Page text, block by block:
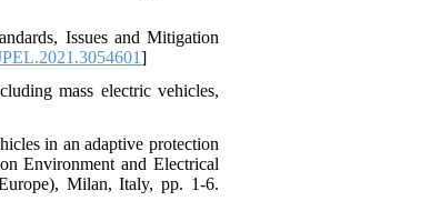
Issues and Mitigation
]
mass electric vehicles,
in an adaptive protection
Environment and Electrical
Milan, Italy, pp. 1-6.